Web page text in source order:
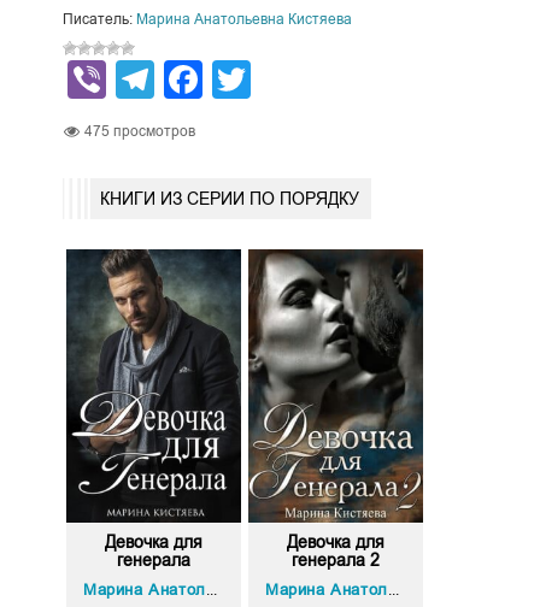
Писатель: Марина Анатольевна Кистяева
ViberTelegram
Facebook
475 просмотров
КНИГИ ИЗ СЕРИИ ПО ПОРЯДКУ
Девочка для
генерала
Марина Анатольевна Кистяева
Девочка для
генерала 2
Марина Анатольевна Кистяева